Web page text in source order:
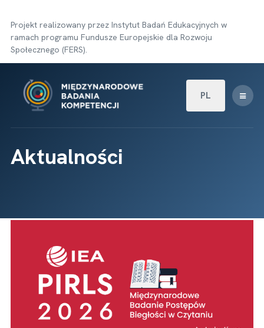
Projekt realizowany przez Instytut Badań Edukacyjnych w
ramach programu Fundusze Europejskie dla Rozwoju
Społecznego (FERS).
Wybierz swój język
PL
Aktualności